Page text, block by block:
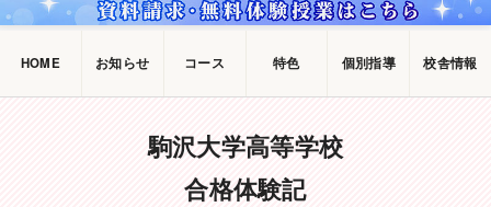
HOME お知らせ コース 特色 個別指導 校舎情報
駒沢大学高等学校
合格体験記